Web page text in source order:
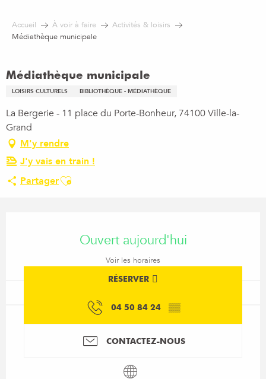
contenu
Accueil À voir à faire
Activités & loisirs
Médiathèque municipale
Médiathèque municipale
LOISIRS CULTURELS BIBLIOTHÈQUE - MÉDIATHÈQUE
La Bergerie - 11 place du Porte-Bonheur, 74100 Ville-la-
Grand
M'y rendre
J'y vais en train !
PartagerAjouter aux favoris
Ouvert aujourd'hui
Voir les horaires
RÉSERVER
04 50 84 24 ▒▒
CONTACTEZ-NOUS